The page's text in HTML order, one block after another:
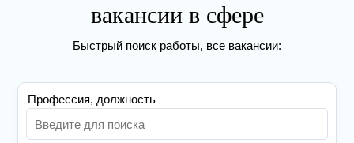
вакансии в сфере
Быстрый поиск работы, все вакансии:
Профессия, должность